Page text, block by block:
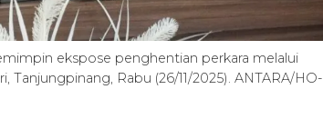
ekspose penghentian perkara melalui
Rabu (26/11/2025). ANTARA/HO-